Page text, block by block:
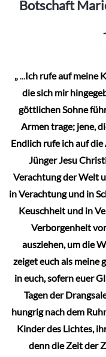
Botschaft
„...Ich rufe auf meine
die sich mir
göttlichen Sohne
Armen trage; jene,
Endlich rufe ich auf
Jünger Jesu
Verachtung der Welt
in Verachtung und in
Keuschheit und in
Verborgenheit
ausziehen, um die
zeiget euch als meine
in euch, sofern euer
Tagen der
hungrig nach dem
Kinder des Lichtes,
denn die Zeit der